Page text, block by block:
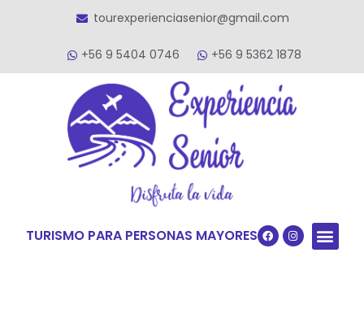
tourexperienciasenior@gmail.com
+56 9 5404 0746 +56 9 5362 1878
TURISMO PARA PERSONAS MAYORES